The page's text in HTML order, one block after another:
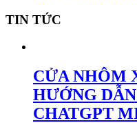
TIN TỨC
CỬA NHÔM
HƯỚNG
CHATGPT